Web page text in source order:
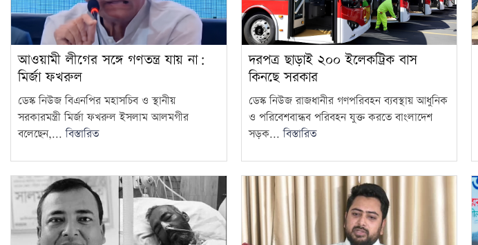
আওয়ামী লীগের সঙ্গে গণতন্ত্র যায় না:
মির্জা ফখরুল
ডেস্ক নিউজ বিএনপির মহাসচিব ও স্থানীয়
সরকারমন্ত্রী মির্জা ফখরুল ইসলাম আলমগীর
বলেছেন,...বিস্তারিত
দরপত্র ছাড়াই ২০০ ইলেকট্রিক বাস
কিনছে সরকার
ডেস্ক নিউজ রাজধানীর গণপরিবহন ব্যবস্থায় আধুনিক
ও পরিবেশবান্ধব পরিবহন যুক্ত করতে বাংলাদেশ
সড়ক...বিস্তারিত